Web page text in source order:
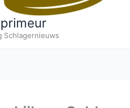
Schlagernieuws